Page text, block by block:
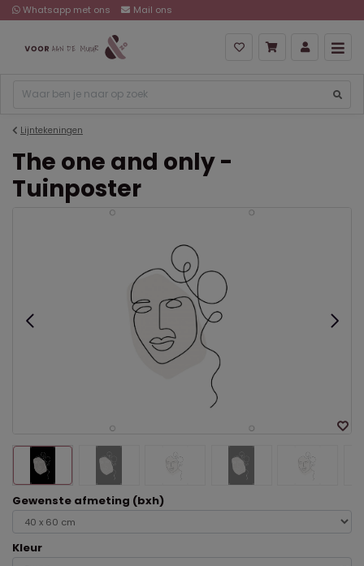
Whatsapp met ons Mail ons
Lijntekeningen
The one and only -
Tuinposter
Gewenste afmeting (bxh)
Kleur